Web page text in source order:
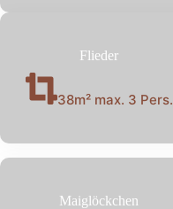
Flieder
38m² max. 3 Pers.
Maiglöckchen